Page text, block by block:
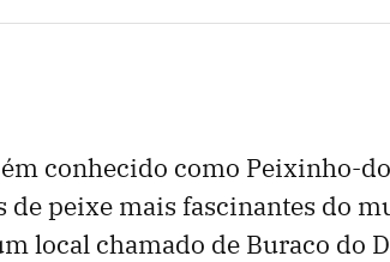
conhecido como Peixinho-
de peixe mais fascinantes do
local chamado de Buraco do